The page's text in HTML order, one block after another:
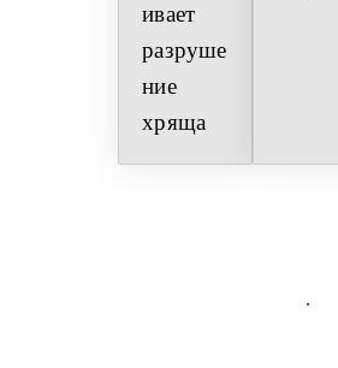
ивает
разруше
ние
хряща